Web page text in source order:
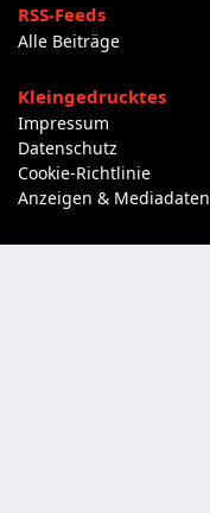
RSS-Feeds
Alle Beiträge
Kleingedrucktes
Impressum
Datenschutz
Cookie-Richtlinie
Anzeigen & Mediadaten